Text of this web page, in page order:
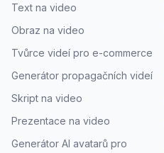
Text na video
Obraz na video
Tvůrce videí pro e-commerce
Generátor propagačních videí
Skript na video
Prezentace na video
Generátor AI avatarů pro